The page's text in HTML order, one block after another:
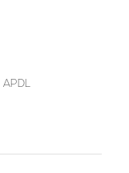
APDL